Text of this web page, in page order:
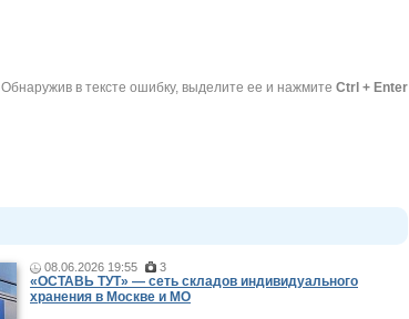
Обнаружив в тексте ошибку, выделите ее и нажмите Ctrl + Enter
08.06.2026 19:55 3
«ОСТАВЬ ТУТ» — сеть складов индивидуального
хранения в Москве и МО